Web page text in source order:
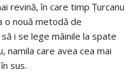
revină, în care timp Ţurcanu
o nouă metodă de
i se lege mâinile la spate
namila care avea cea mai
sus.